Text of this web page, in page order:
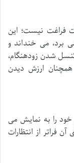
فراغت نیست؛ این
برد، می خنداند و
شدن زودهنگام،
ارزش دیدن
را به نمایش می
فراتر از انتظارات